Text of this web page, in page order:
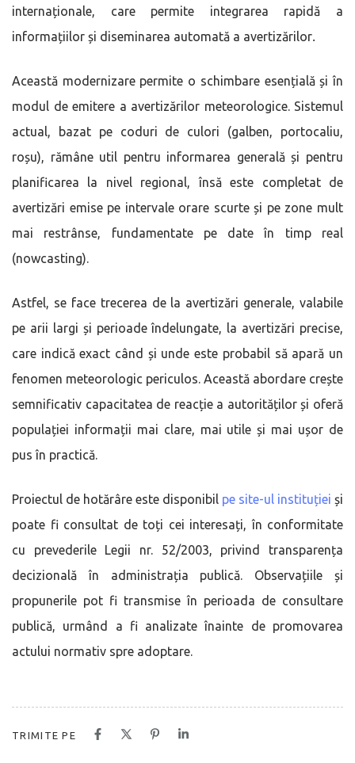
internaționale, care permite integrarea rapidă a
informațiilor și diseminarea automată a avertizărilor.
Această modernizare permite o schimbare esențială și în
modul de emitere a avertizărilor meteorologice. Sistemul
actual, bazat pe coduri de culori (galben, portocaliu,
roșu), rămâne util pentru informarea generală și pentru
planificarea la nivel regional, însă este completat de
avertizări emise pe intervale orare scurte și pe zone mult
mai restrânse, fundamentate pe date în timp real
(nowcasting).
Astfel, se face trecerea de la avertizări generale, valabile
pe arii largi și perioade îndelungate, la avertizări precise,
care indică exact când și unde este probabil să apară un
fenomen meteorologic periculos. Această abordare crește
semnificativ capacitatea de reacție a autorităților și oferă
populației informații mai clare, mai utile și mai ușor de
pus în practică.
Proiectul de hotărâre este disponibil pe site-ul instituției și
poate fi consultat de toți cei interesați, în conformitate
cu prevederile Legii nr. 52/2003, privind transparența
decizională în administrația publică. Observațiile și
propunerile pot fi transmise în perioada de consultare
publică, urmând a fi analizate înainte de promovarea
actului normativ spre adoptare.
TRIMITE PE